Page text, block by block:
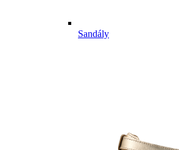
Sandály